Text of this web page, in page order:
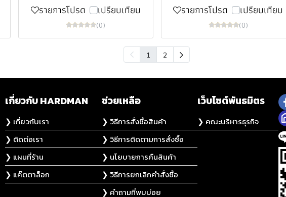
รายการโปรด เปรียบเทียบ
(0)
รายการโปรด เปรียบเทียบ
(0)
1 2
เกี่ยวกับ HARDMAN
❯ เกี่ยวกับเรา
❯ ติดต่อเรา
❯ แผนที่ร้าน
❯ แค๊ตตาล็อก
ช่วยเหลือ
❯ วิธีการสั่งซื้อสินค้า
❯ วิธีการติดตามการสั่งซื้อ
❯ นโยบายการคืนสินค้า
❯ วิธีการยกเลิกคำสั่งซื้อ
❯ คำถามที่พบบ่อย
เว็บไซต์พันธมิตร
❯ คณะบริหารธุรกิจ